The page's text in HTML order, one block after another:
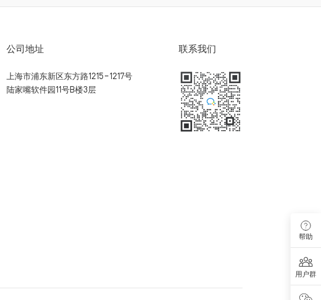
公司地址
上海市浦东新区东方路1215-1217号
陆家嘴软件园11号B楼3层
联系我们
帮助
用户群